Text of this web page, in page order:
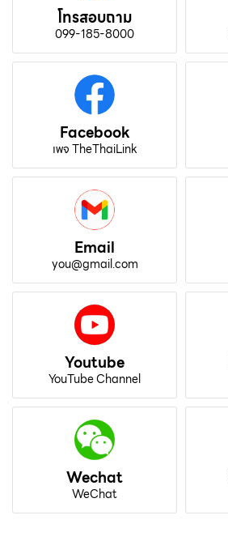
โทรสอบถาม
099-185-8000
Facebook
เพจ TheThaiLink
Email
you@gmail.com
Youtube
YouTube Channel
Wechat
WeChat